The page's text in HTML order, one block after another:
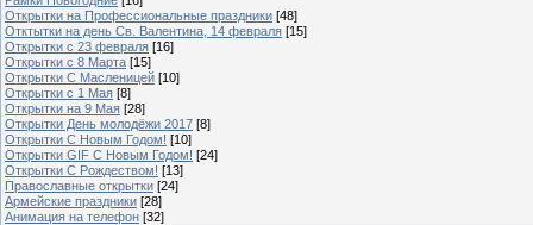
Открытки на Профессиональные праздники [48]
Отктытки на день Св. Валентина, 14 февраля [15]
Открытки с 23 февраля [16]
Открытки с 8 Марта [15]
Открытки С Масленицей [10]
Открытки с 1 Мая [8]
Открытки на 9 Мая [28]
Открытки День молодёжи 2017 [8]
Открытки С Новым Годом! [10]
Открытки GIF С Новым Годом! [24]
Открытки С Рождеством! [13]
Православные открытки [24]
Армейские праздники [28]
Анимация на телефон [32]